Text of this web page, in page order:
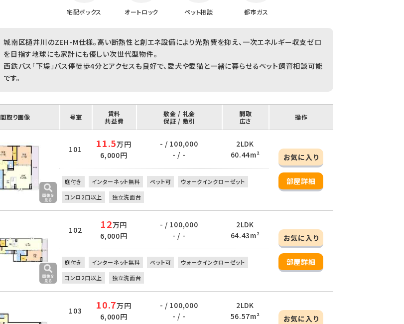
宅配ボックス オートロック ペット相談 都市ガス
城南区樋井川のZEH-M仕様。高い断熱性と創エネ設備により光熱費を抑え、一次エネルギー収支ゼロ
を目指す地球にも家計にも優しい次世代型物件。
西鉄バス「下堤」バス停徒歩4分とアクセスも良好で、愛犬や愛猫と一緒に暮らせるペット飼育相談可能
です。
間取り画像 号室
賃料
共益費
敷金 / 礼金
保証 / 敷引
間取
広さ
操作
101 11.5万円
6,000円
- / 100,000
- / -
2LDK
60.44m²
お気に入り
部屋詳細
庭付き インターネット無料 ペット可
ウォークインクローゼット
コンロ2口以上
独立洗面台
102 12万円
6,000円
- / 100,000
- / -
2LDK
64.43m²
お気に入り
部屋詳細
庭付き インターネット無料 ペット可
ウォークインクローゼット
コンロ2口以上
独立洗面台
103 10.7万円
6,000円
- / 100,000
- / -
2LDK
56.57m²
お気に入り